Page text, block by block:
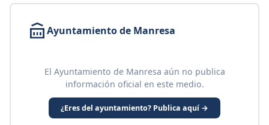
Ayuntamiento de Manresa
El Ayuntamiento de Manresa aún no publica
información oficial en este medio.
¿Eres del ayuntamiento? Publica aquí →